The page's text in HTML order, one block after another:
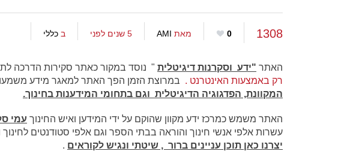
1308
0 מאת AMI 5 שנים לפני ב כללי
האתר "ידע וסקרנות דיגיטלית " נוסד במקור כאתר סקירות הדרכה
רק באמצעות האינטרנט . במרוצת הזמן הפך האתר למאגר מידע
המקוונת, הפדגוגיה הדיגיטלית וגם בתחומי המידענות בחינוך.
האתר משמש כמרכז ידע מקוון שהוקם על ידי המידען ואיש החינוך עמי
עשרות אלפי אנשי חינוך והוראה בבתי הספר וגם אלפי סטודנטים
יצרנו כאן תוכן עניינים ברור , שיטתי ונגיש לקוראים .